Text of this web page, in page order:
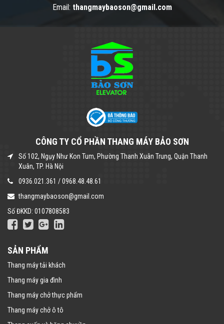
Email: thangmaybaoson@gmail.com
CÔNG TY CỔ PHẦN THANG MÁY BẢO SƠN
Số 102, Ngụy Như Kon Tum, Phường Thanh Xuân Trung, Quận Thanh
Xuân, TP. Hà Nội
0936.021.361 /0968.48.48.61
thangmaybaoson@gmail.com
Số ĐKKD: 0107808583
SẢN PHẨM
Thang máy tải khách
Thang máy gia đình
Thang máy chở thực phẩm
Thang máy chở ô tô